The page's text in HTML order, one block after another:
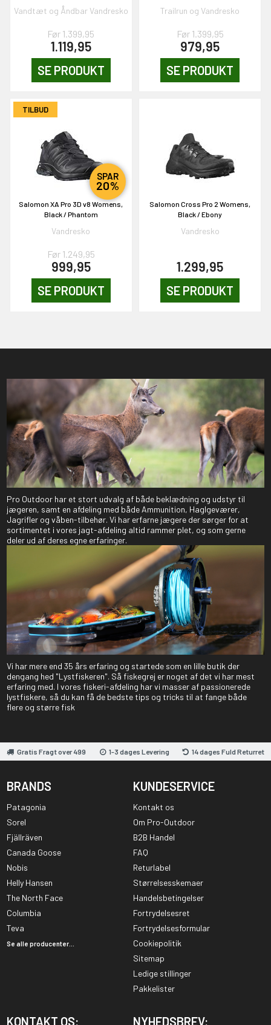
Vandtæt og Åndbar Vandresko
Før 1.399,95
1.119,95
SE PRODUKT
Trailrun og Vandresko
Før 1.399,95
979,95
SE PRODUKT
TILBUD
SPAR
20%
Salomon XA Pro 3D v8 Womens,
Black / Phantom
Vandresko
Før 1.249,95
999,95
SE PRODUKT
Salomon Cross Pro 2 Womens,
Black / Ebony
Vandresko
1.299,95
SE PRODUKT
Pro Outdoor har et stort udvalg af både beklædning og udstyr til
jægeren, samt en afdeling med både Ammunition, Haglgeværer,
Jagrifler og våben-tilbehør. Vi har erfarne jægere der sørger for at
sortimentet i vores jagt-afdeling altid rammer plet, og som gerne
deler ud af deres egne erfaringer.
Vi har mere end 35 års erfaring og startede som en lille butik der
dengang hed "Lystfiskeren". Så fiskegrej er noget af det vi har mest
erfaring med. I vores fiskeri-afdeling har vi masser af passionerede
lystfiskere, så du kan få de bedste tips og tricks til at fange både
flere og større fisk
Gratis Fragt over 499 1-3 dages Levering 14 dages Fuld Returret
BRANDS
Patagonia
Sorel
Fjällräven
Canada Goose
Nobis
Helly Hansen
The North Face
Columbia
Teva
Se alle producenter...
KUNDESERVICE
Kontakt os
Om Pro-Outdoor
B2B Handel
FAQ
Returlabel
Størrelsesskemaer
Handelsbetingelser
Fortrydelsesret
Fortrydelsesformular
Cookiepolitik
Sitemap
Ledige stillinger
Pakkelister
KONTAKT OS: NYHEDSBREV: